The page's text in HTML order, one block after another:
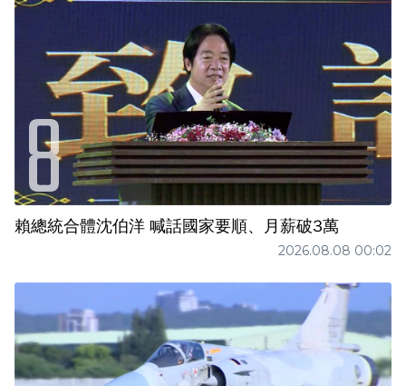
賴總統合體沈伯洋 喊話國家要順、月薪破3萬
2026.08.08 00:02